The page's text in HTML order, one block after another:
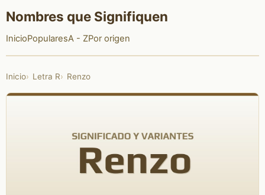
Nombres que Signifiquen
InicioPopularesA - ZPor origen
Inicio Letra R Renzo